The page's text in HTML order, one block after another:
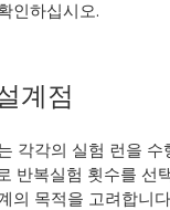
인하십시오.
계점
각각의 실험 런을
반복실험 횟수를 선
의 목적을 고려합니